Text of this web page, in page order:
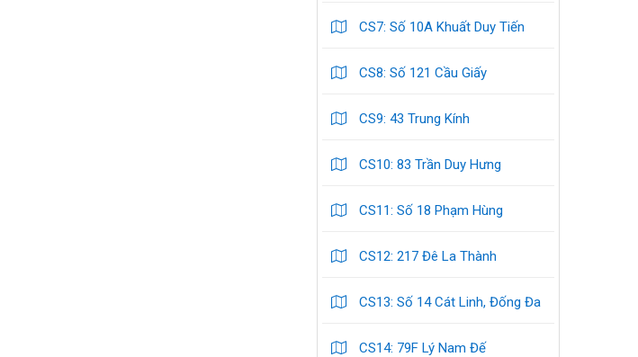
CS7: Số 10A Khuất Duy Tiến
CS8: Số 121 Cầu Giấy
CS9: 43 Trung Kính
CS10: 83 Trần Duy Hưng
CS11: Số 18 Phạm Hùng
CS12: 217 Đê La Thành
CS13: Số 14 Cát Linh, Đống Đa
CS14: 79F Lý Nam Đế